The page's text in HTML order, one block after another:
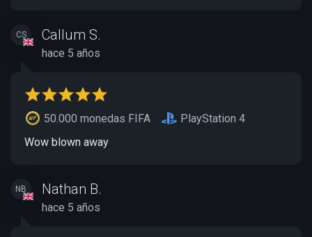
CS Callum S.
hace 5 años
50.000 monedas FIFA
PlayStation 4
Wow blown away
NB Nathan B.
hace 5 años